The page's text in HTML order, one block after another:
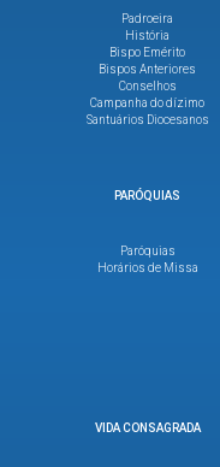
Padroeira
História
Bispo Emérito
Bispos Anteriores
Conselhos
Campanha do dízimo
Santuários Diocesanos
PARÓQUIAS
Paróquias
Horários de Missa
VIDA CONSAGRADA